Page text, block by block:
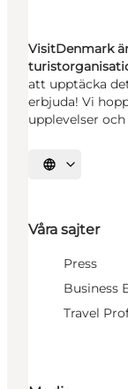
VisitDenmark
att upptäcka
erbjuda! Vi
upplevelser
Välj språk
Våra sajter
Press
Business
Travel